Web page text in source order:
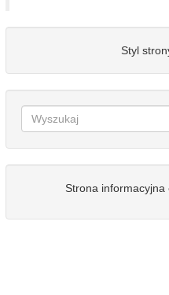
Styl
Strona